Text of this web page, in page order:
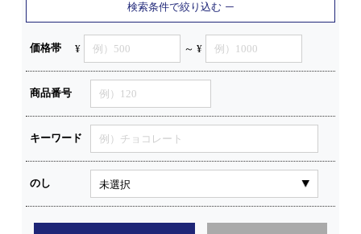
検索条件で絞り込む
価格帯 ¥ ～ ¥
商品番号
キーワード
のし